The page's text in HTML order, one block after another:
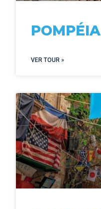
POMPÉIA
VER TOUR »